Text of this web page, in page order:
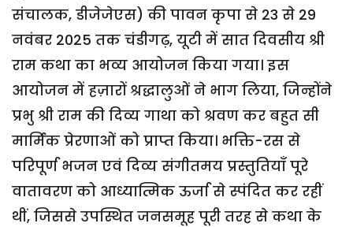
संचालक, डीजेजेएस) की पावन कृपा से 23 से 29
नवंबर 2025 तक चंडीगढ़, यूटी में सात दिवसीय श्री
राम कथा का भव्य आयोजन किया गया। इस
आयोजन में हज़ारों श्रद्धालुओं ने भाग लिया, जिन्होंने
प्रभु श्री राम की दिव्य गाथा को श्रवण कर बहुत सी
मार्मिक प्रेरणाओं को प्राप्त किया। भक्ति-रस से
परिपूर्ण भजन एवं दिव्य संगीतमय प्रस्तुतियाँ पूरे
वातावरण को आध्यात्मिक ऊर्जा से स्पंदित कर रहीं
थीं, जिससे उपस्थित जनसमूह पूरी तरह से कथा के